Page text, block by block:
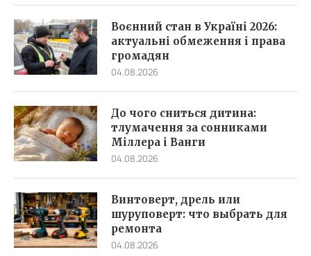
Воєнний стан в Україні 2026:
актуальні обмеження і права
громадян
04.08.2026
До чого сниться дитина:
тлумачення за сонниками
Міллера і Ванги
04.08.2026
Винтоверт, дрель или
шуруповерт: что выбрать для
ремонта
04.08.2026